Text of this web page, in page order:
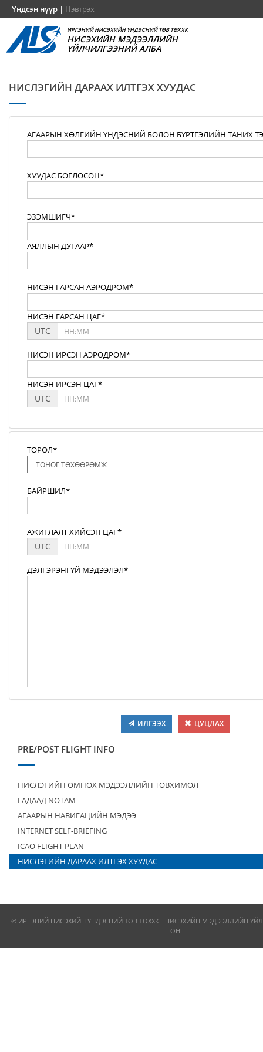
Үндсэн нүүр | Нэвтрэх
ИРГЭНИЙ НИСЭХИЙН ҮНДЭСНИЙ ТӨВ ТӨХХК
НИСЭХИЙН МЭДЭЭЛЛИЙН
ҮЙЛЧИЛГЭЭНИЙ АЛБА
НИСЛЭГИЙН ДАРААХ ИЛТГЭХ ХУУДАС
АГААРЫН ХӨЛГИЙН ҮНДЭСНИЙ БОЛОН БҮРТГЭЛИЙН ТАНИХ
ХУУДАС БӨГЛӨСӨН*
ЭЗЭМШИГЧ*
АЯЛЛЫН ДУГААР*
НИСЭН ГАРСАН АЭРОДРОМ*
НИСЭН ГАРСАН ЦАГ*
UTC
НИСЭН ИРСЭН АЭРОДРОМ*
НИСЭН ИРСЭН ЦАГ*
UTC
ТӨРӨЛ*
БАЙРШИЛ*
АЖИГЛАЛТ ХИЙСЭН ЦАГ*
UTC
ДЭЛГЭРЭНГҮЙ МЭДЭЭЛЭЛ*
ИЛГЭЭХ ЦУЦЛАХ
PRE/POST FLIGHT INFO
НИСЛЭГИЙН ӨМНӨХ МЭДЭЭЛЛИЙН ТОВХИМОЛ
ГАДААД NOTAM
АГААРЫН НАВИГАЦИЙН МЭДЭЭ
INTERNET SELF-BRIEFING
ICAO FLIGHT PLAN
НИСЛЭГИЙН ДАРААХ ИЛТГЭХ ХУУДАС
© ИРГЭНИЙ НИСЭХИЙН ҮНДЭСНИЙ ТӨВ ТӨХХК - НИСЭХИЙН МЭДЭЭЛЛИЙН
ОН